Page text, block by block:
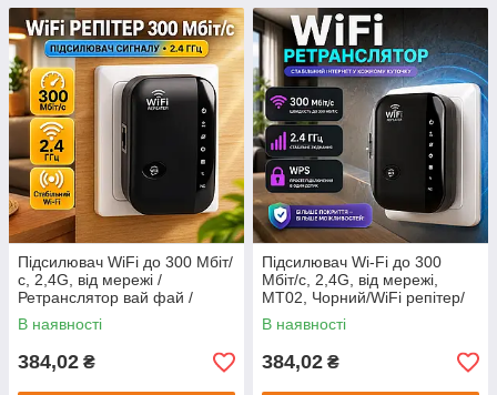
Підсилювач WiFi до 300 Мбіт/
с, 2,4G, від мережі /
Ретранслятор вай фай /
Підсилювач вай фай / WiFi
репітер
В наявності
384,02 ₴
Підсилювач Wi-Fi до 300
Мбіт/с, 2,4G, від мережі,
МТ02, Чорний/WiFi репітер/
Ретранслятор вафая/
підсилювач
В наявності
384,02 ₴